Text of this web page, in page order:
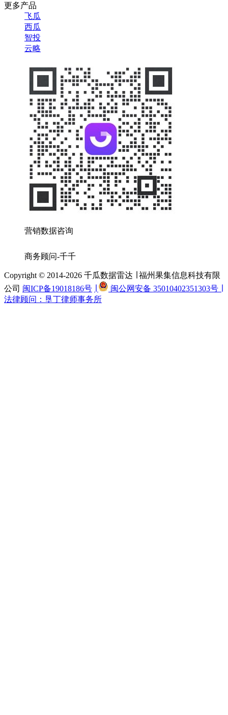
更多产品
飞瓜
西瓜
智投
云略
营销数据咨询
商务顾问-千千
Copyright © 2014-2026 千瓜数据雷达 ∣ 福州果集信息科技有限
公司 闽ICP备19018186号
闽公网安备 35010402351303号 ∣
法律顾问：垦丁律师事务所